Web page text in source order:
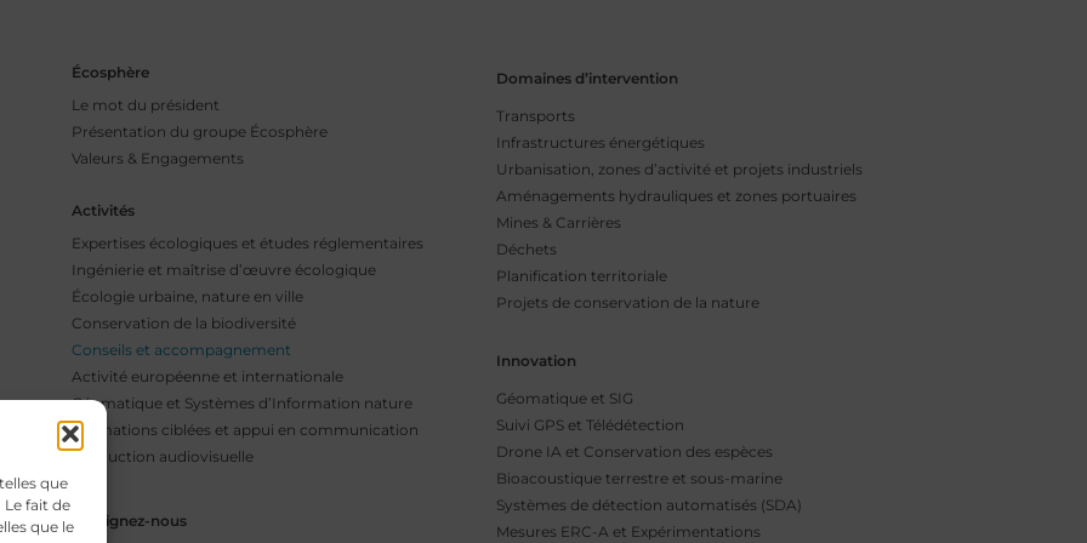
que
fait de
que le
Écosphère
Le mot du président
Présentation du groupe Écosphère
Valeurs & Engagements
Activités
Expertises écologiques et études réglementaires
Ingénierie et maîtrise d’œuvre écologique
Écologie urbaine, nature en ville
Conservation de la biodiversité
Conseils et accompagnement
Activité européenne et internationale
Géomatique et Systèmes d’Information nature
Formations ciblées et appui en communication
Production audiovisuelle
Rejoignez-nous
Domaines d’intervention
Transports
Infrastructures énergétiques
Urbanisation, zones d’activité et projets industriels
Aménagements hydrauliques et zones portuaires
Mines & Carrières
Déchets
Planification territoriale
Projets de conservation de la nature
Innovation
Géomatique et SIG
Suivi GPS et Télédétection
Drone IA et Conservation des espèces
Bioacoustique terrestre et sous-marine
Systèmes de détection automatisés (SDA)
Mesures ERC-A et Expérimentations